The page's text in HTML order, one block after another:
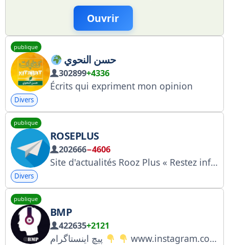
Ouvrir
publique
حسن النحوي
302899+4336
Écrits qui expriment mon opinion
Divers
publique
ROSEPLUS
202666−4606
Site d'actualités Rooz Plus « Restez informé en toute transparence » Coordination publicitaire : @Houran_adv 6390 http://RoozPlus.com
Divers
publique
BMP
422635+2121
www.instagram.com/b_music_p